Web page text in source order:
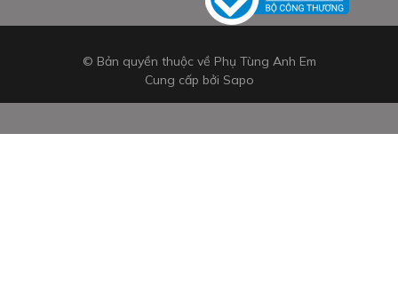
© Bản quyền thuộc về Phụ Tùng Anh Em
Cung cấp bởi Sapo